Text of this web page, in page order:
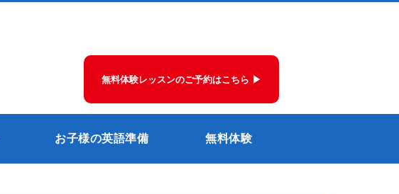
無料体験レッスンのご予約はこちら ▶
お子様の英語準備 無料体験